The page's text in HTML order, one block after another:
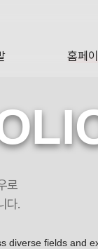
홈페
로
다.
diverse fields and